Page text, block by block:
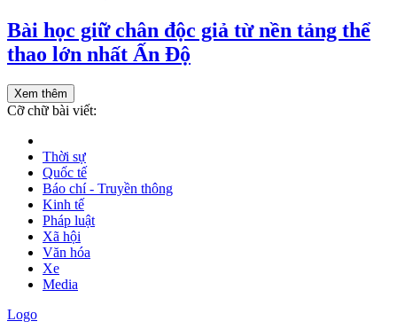
Bài học giữ chân độc giả từ nền tảng thể
thao lớn nhất Ấn Độ
Xem thêm
Cỡ chữ bài viết:
Thời sự
Quốc tế
Báo chí - Truyền thông
Kinh tế
Pháp luật
Xã hội
Văn hóa
Xe
Media
Logo